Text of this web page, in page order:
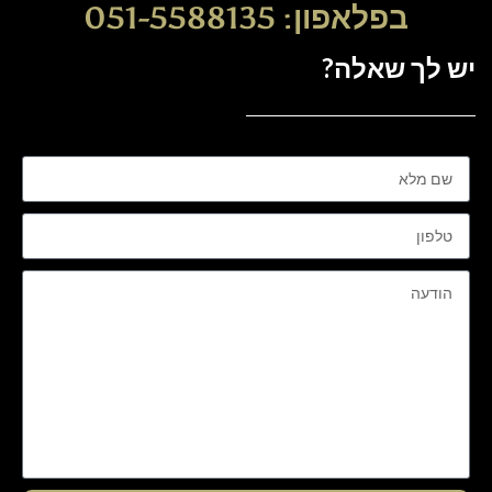
בפלאפון: 051-5588135
יש לך שאלה?